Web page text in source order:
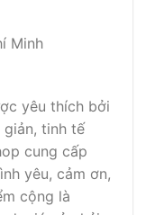
Minh
yêu thích bởi
tinh tế
cung cấp
yêu, cảm ơn,
cộng là